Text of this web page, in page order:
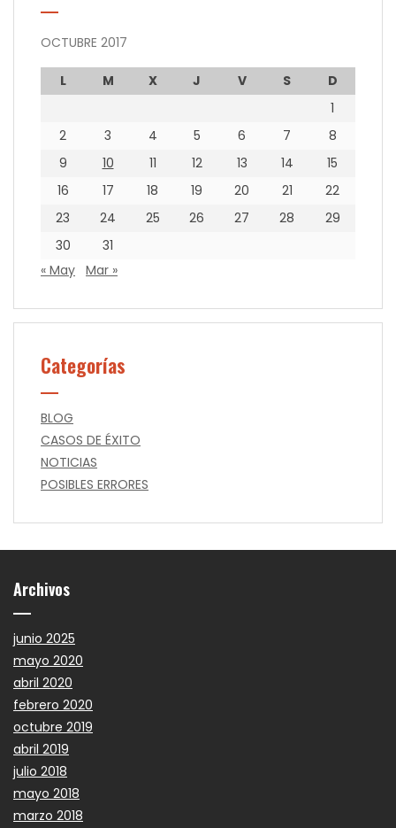
OCTUBRE 2017
L M X J V S
D
1
2
3 4 5 6 7
8
9
10 11 12 13 14
15
16
17 18 19 20 21
22
23
24 25 26 27 28
29
30
31
« May Mar »
Categorías
BLOG
CASOS DE ÉXITO
NOTICIAS
POSIBLES ERRORES
Archivos
junio 2025
mayo 2020
abril 2020
febrero 2020
octubre 2019
abril 2019
julio 2018
mayo 2018
marzo 2018